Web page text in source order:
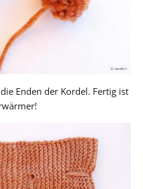
Enden der Kordel. Fertig ist